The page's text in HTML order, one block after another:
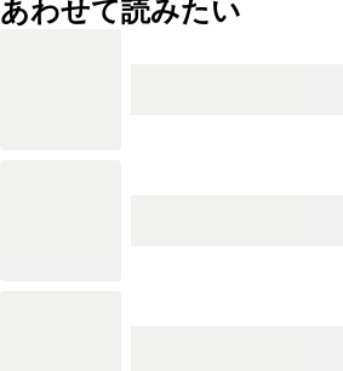
あわせて読みたい